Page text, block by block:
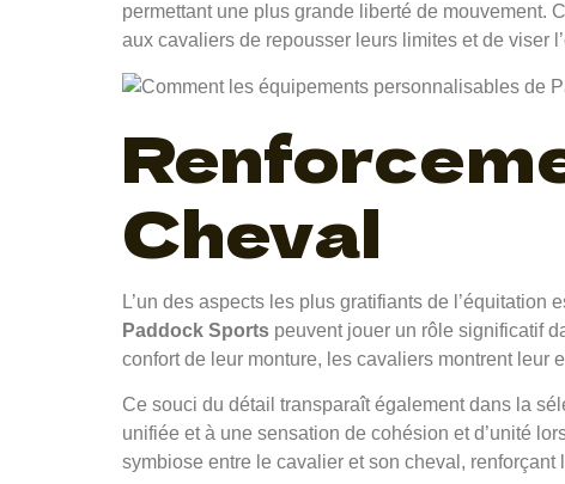
permettant une plus grande liberté de mouvement.
aux cavaliers de repousser leurs limites et de viser
Cheval
L’un des aspects les plus gratifiants de
Paddock Sports peuvent jouer un rôle significatif
confort de leur monture, les cavaliers montrent leur
Ce souci du détail transparaît également dans la
unifiée et à une sensation de cohésion et d’unité
symbiose entre le cavalier et son cheval, renforçant